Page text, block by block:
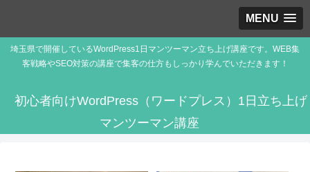
MENU
埼玉県で開催しているWordPress1日マンツーマン立ち上げ講座です。WEB集
客戦略やSEO対策の講座で集客の仕方もしっかり学んでいただきます！
初心者向けWordPress（ワードプレス）1日立ち上げ
マンツーマン講座